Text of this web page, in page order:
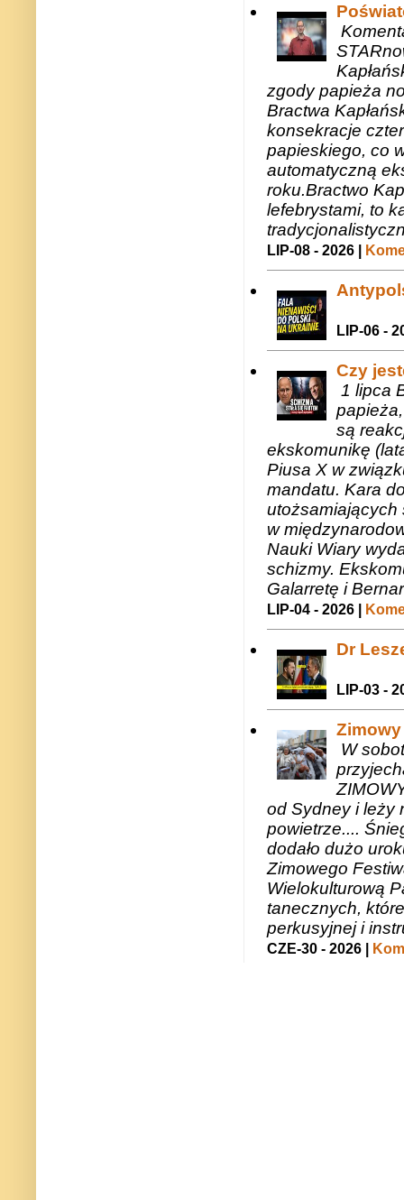
zgody papieża
Bractwa
konsekracje
papieskiego, co
automatyczną
roku.Bractwo
lefebrystami, to
LIP-08 - 2026 |
LIP-06 -
Czy
1 lipca
są
ekskomunikę
Piusa X w
mandatu. Kara
utożsamiających
w
Nauki Wiary
schizmy.
Galarretę i
LIP-04 - 2026 |
Dr
LIP-03 -
W
od Sydney i leży
powietrze....
dodało dużo
Zimowego
Wielokulturową
tanecznych,
perkusyjnej i
CZE-30 - 2026 |